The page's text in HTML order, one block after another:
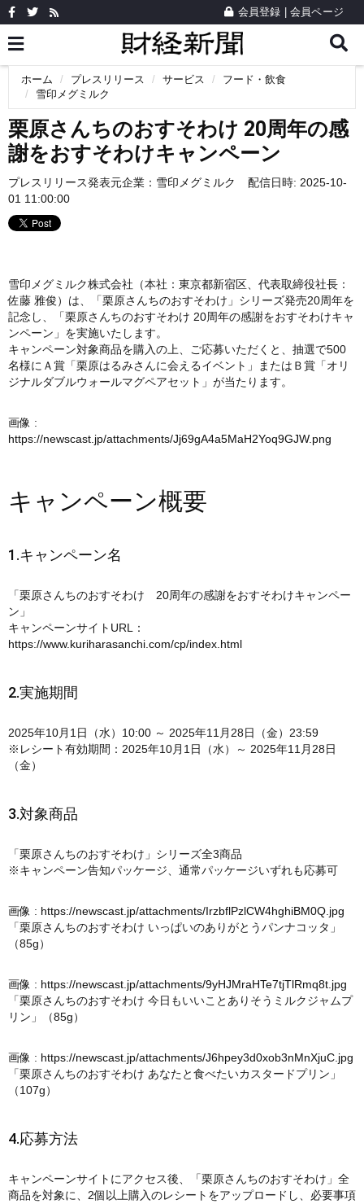
会員登録 会員ページ
ホーム プレスリリース サービス
フード・飲食
雪印メグミルク
栗原さんちのおすそわけ 20周年の感
謝をおすそわけキャンペーン
プレスリリース発表元企業： 雪印メグミルク
配信日時: 2025-10-
01 11:00:00
雪印メグミルク株式会社（本社：東京都新宿区、代表取締役社長：
佐藤 雅俊）は、「栗原さんちのおすそわけ」シリーズ発売20周年を
記念し、「栗原さんちのおすそわけ 20周年の感謝をおすそわけキャ
ンペーン」を実施いたします。
キャンペーン対象商品を購入の上、ご応募いただくと、抽選で500
名様にＡ賞「栗原はるみさんに会えるイベント」またはＢ賞「オリ
ジナルダブルウォールマグペアセット」が当たります。
画像 :
https://newscast.jp/attachments/Jj69gA4a5MaH2Yoq9GJW.png
キャンペーン概要
1.キャンペーン名
「栗原さんちのおすそわけ 20周年の感謝をおすそわけキャンペー
ン」
キャンペーンサイトURL：
https://www.kuriharasanchi.com/cp/index.html
2.実施期間
2025年10月1日（水）10:00 ～ 2025年11月28日（金）23:59
※レシート有効期間：2025年10月1日（水）～ 2025年11月28日
（金）
3.対象商品
「栗原さんちのおすそわけ」シリーズ全3商品
※キャンペーン告知パッケージ、通常パッケージいずれも応募可
画像 : https://newscast.jp/attachments/IrzbflPzlCW4hghiBM0Q.jpg
「栗原さんちのおすそわけ いっぱいのありがとうパンナコッタ」
（85g）
画像 : https://newscast.jp/attachments/9yHJMraHTe7tjTlRmq8t.jpg
「栗原さんちのおすそわけ 今日もいいことありそうミルクジャムプ
リン」（85g）
画像 : https://newscast.jp/attachments/J6hpey3d0xob3nMnXjuC.jpg
「栗原さんちのおすそわけ あなたと食べたいカスタードプリン」
（107g）
4.応募方法
キャンペーンサイトにアクセス後、「栗原さんちのおすそわけ」全
商品を対象に、2個以上購入のレシートをアップロードし、必要事項